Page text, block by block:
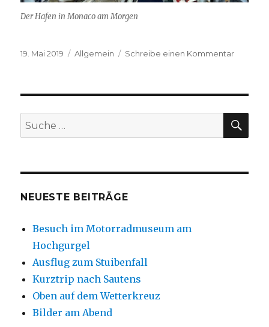
Der Hafen in Monaco am Morgen
Veröffentlicht
19. Mai 2019 Kategorien
Allgemein Schreibe einen Kommentarzu
Suche
nach:
NEUESTE BEITRÄGE
Besuch im Motorradmuseum am
Hochgurgel
Ausflug zum Stuibenfall
Kurztrip nach Sautens
Oben auf dem Wetterkreuz
Bilder am Abend